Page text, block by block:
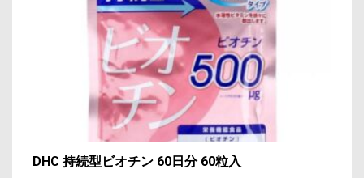
DHC 持続型ビオチン 60日分 60粒入